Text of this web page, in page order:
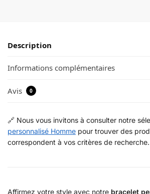
Description
Informations complémentaires
Avis 0
🔗 Nous vous invitons à consulter notre
personnalisé Homme pour trouver des
correspondent à vos critères de recherche.
Affirmez votre style avec notre bracelet